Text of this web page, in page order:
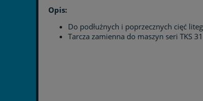
Opis:
Do podłużnych i poprzecznych cięć
Tarcza zamienna do maszyn seri TKS